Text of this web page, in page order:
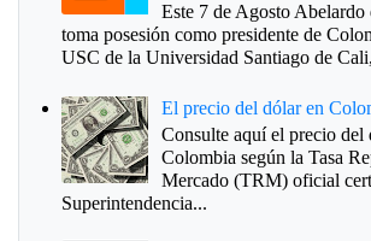
Este 7 de Agosto Abelardo
toma posesión como presidente de
USC de la Universidad Santiago de
El precio del dólar en
Consulte aquí el precio del
Colombia según la Tasa
Mercado (TRM) oficial
Superintendencia...